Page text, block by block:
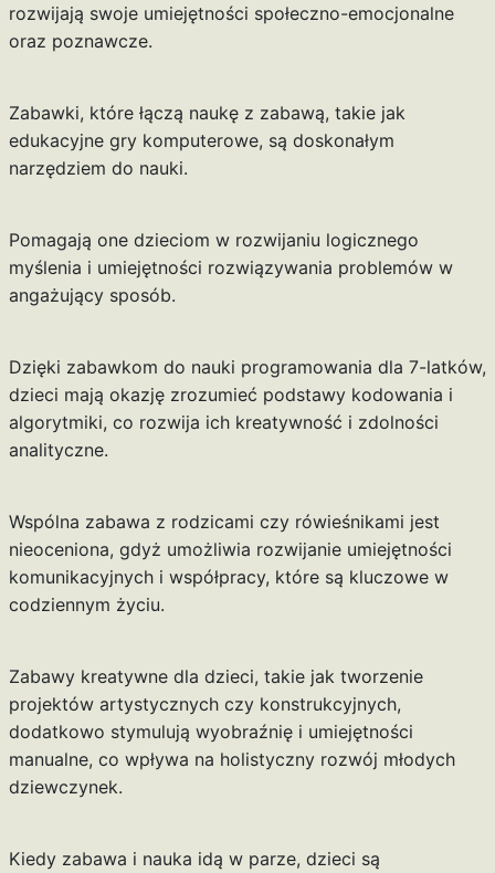
rozwijają swoje umiejętności społeczno-emocjonalne
oraz poznawcze.
Zabawki, które łączą naukę z zabawą, takie jak
edukacyjne gry komputerowe, są doskonałym
narzędziem do nauki.
Pomagają one dzieciom w rozwijaniu logicznego
myślenia i umiejętności rozwiązywania problemów w
angażujący sposób.
Dzięki zabawkom do nauki programowania dla 7-latków,
dzieci mają okazję zrozumieć podstawy kodowania i
algorytmiki, co rozwija ich kreatywność i zdolności
analityczne.
Wspólna zabawa z rodzicami czy rówieśnikami jest
nieoceniona, gdyż umożliwia rozwijanie umiejętności
komunikacyjnych i współpracy, które są kluczowe w
codziennym życiu.
Zabawy kreatywne dla dzieci, takie jak tworzenie
projektów artystycznych czy konstrukcyjnych,
dodatkowo stymulują wyobraźnię i umiejętności
manualne, co wpływa na holistyczny rozwój młodych
dziewczynek.
Kiedy zabawa i nauka idą w parze, dzieci są